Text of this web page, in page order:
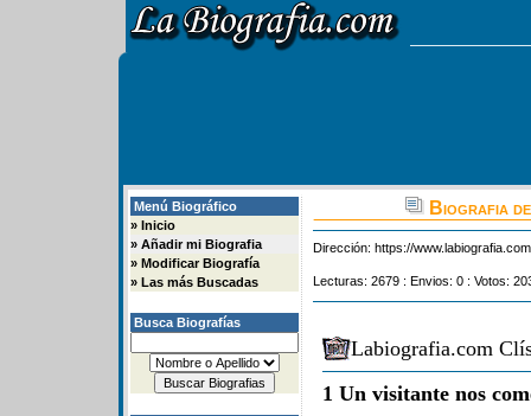
Menú Biográfico
» Inicio
» Añadir mi Biografia
» Modificar Biografía
» Las más Buscadas
Busca Biografías
Biografia
Dirección: https://
Lecturas: 2679 : Envios: 0 : Votos:
Labiografia.com
1 Un visitante nos